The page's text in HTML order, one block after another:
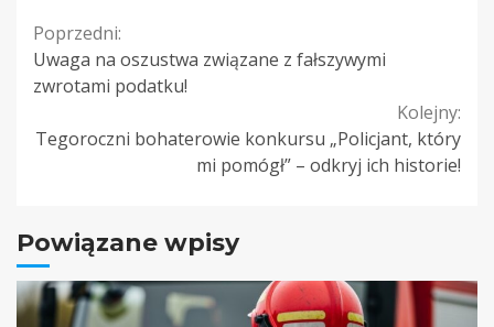
Continue
Reading
Poprzedni:
Uwaga na oszustwa związane z fałszywymi
zwrotami podatku!
Kolejny:
Tegoroczni bohaterowie konkursu „Policjant, który
mi pomógł” – odkryj ich historie!
Powiązane wpisy